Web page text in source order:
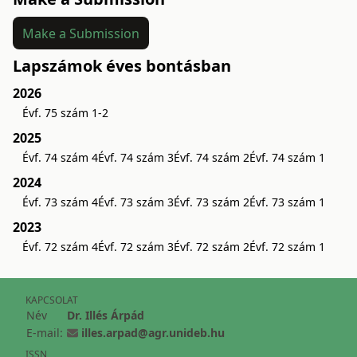
Make a Submission
Lapszámok éves bontásban
2026
Évf. 75 szám 1-2
2025
Évf. 74 szám 4Évf. 74 szám 3Évf. 74 szám 2Évf. 74 szám 1
2024
Évf. 73 szám 4Évf. 73 szám 3Évf. 73 szám 2Évf. 73 szám 1
2023
Évf. 72 szám 4Évf. 72 szám 3Évf. 72 szám 2Évf. 72 szám 1
KAPCSOLAT
Név
Dr. Illés Árpád
E-mail:
illes.arpad@agr.unideb.hu